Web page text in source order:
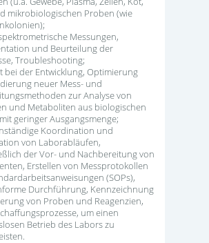
mikrobiologischen Proben (wie
Messungen,
und Beurteilung der
Troubleshooting;
bei der Entwicklung, Optimierung
neuer Mess- und
zur Analyse von
und Metaboliten aus biologischen
geringer Ausgangsmenge;
Koordination und
von Laborabläufen,
der Vor- und Nachbereitung von
Erstellen von Messprotokollen
(SOPs),
Durchführung, Kennzeichnung
von Proben und Reagenzien,
um einen
Betrieb des Labors zu